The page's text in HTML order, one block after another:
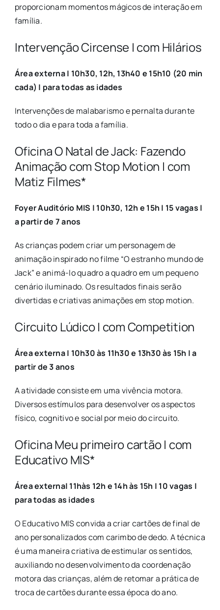
proporcionam momentos mágicos de interação em
família.
Intervenção Circense | com Hilários
Área externa | 10h30, 12h, 13h40 e 15h10 (20 min
cada) | para todas as idades
Intervenções de malabarismo e pernalta durante
todo o dia e para toda a família.
Oficina O Natal de Jack: Fazendo
Animação com Stop Motion | com
Matiz Filmes*
Foyer Auditório MIS | 10h30, 12h e 15h | 15 vagas |
a partir de 7 anos
As crianças podem criar um personagem de
animação inspirado no filme “O estranho mundo de
Jack” e animá-lo quadro a quadro em um pequeno
cenário iluminado. Os resultados finais serão
divertidas e criativas animações em stop motion.
Circuito Lúdico | com Competition
Área externa | 10h30 às 11h30 e 13h30 às 15h | a
partir de 3 anos
A atividade consiste em uma vivência motora.
Diversos estímulos para desenvolver os aspectos
físico, cognitivo e social por meio do circuito.
Oficina Meu primeiro cartão | com
Educativo MIS*
Área externa| 11hàs 12h e 14h às 15h | 10 vagas |
para todas as idades
O Educativo MIS convida a criar cartões de final de
ano personalizados com carimbo de dedo. A técnica
é uma maneira criativa de estimular os sentidos,
auxiliando no desenvolvimento da coordenação
motora das crianças, além de retomar a prática de
troca de cartões durante essa época do ano.